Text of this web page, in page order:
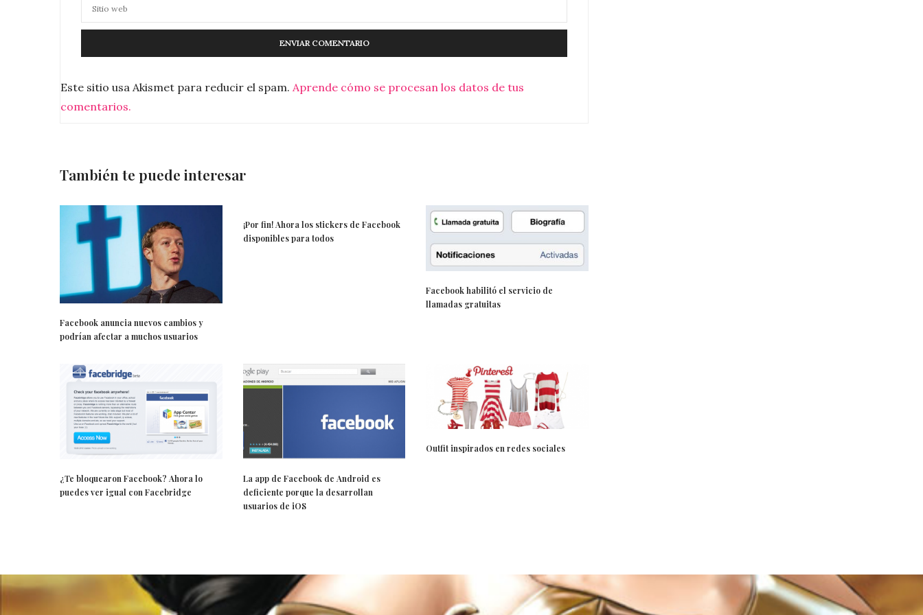
Este sitio usa Akismet para reducir el spam. Aprende cómo se procesan los datos de tus
comentarios.
También te puede interesar
Facebook anuncia nuevos cambios y
podrían afectar a muchos usuarios
¡Por fin! Ahora los stickers de Facebook
disponibles para todos
Facebook habilitó el servicio de
llamadas gratuitas
¿Te bloquearon Facebook? Ahora lo
puedes ver igual con Facebridge
La app de Facebook de Android es
deficiente porque la desarrollan
usuarios de iOS
Outfit inspirados en redes sociales